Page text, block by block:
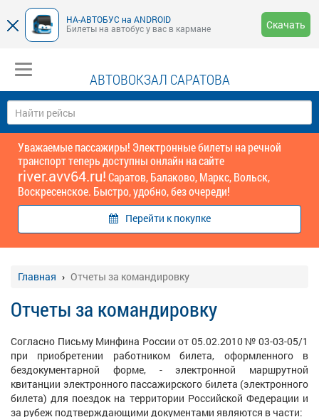
НА-АВТОБУС на ANDROID
Билеты на автобус у вас в кармане
Скачать
АВТОВОКЗАЛ САРАТОВА
Уважаемые пассажиры! Электронные билеты на речной
транспорт теперь доступны онлайн на сайте
river.avv64.ru!Саратов, Балаково, Маркс, Вольск,
Воскресенское. Быстро, удобно, без очереди!
Перейти к покупке
Главная Отчеты за командировку
Отчеты за командировку
Согласно Письму Минфина России от 05.02.2010 № 03-03-05/1
при приобретении работником билета, оформленного в
бездокументарной форме, - электронной маршрутной
квитанции электронного пассажирского билета (электронного
билета) для поездок на территории Российской Федерации и
за рубеж подтверждающими документами являются в части: